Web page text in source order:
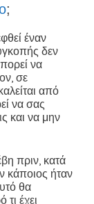
;
έναν
δεν
να
σε
από
να σας
και να μην
πριν, κατά
κάποιος ήταν
θα
έχει